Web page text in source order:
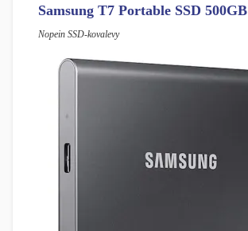
Samsung T7 Portable SSD 500GB
Nopein SSD-kovalevy